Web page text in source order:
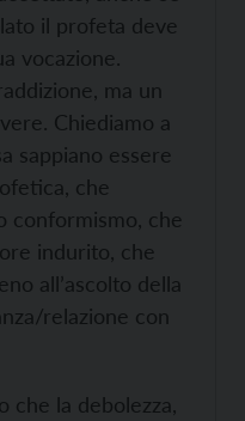
il profeta deve
vocazione.
ma un
Chiediamo a
sappiano essere
che
conformismo, che
indurito, che
all’ascolto della
relazione con
che la debolezza,